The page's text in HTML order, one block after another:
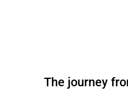
The journey